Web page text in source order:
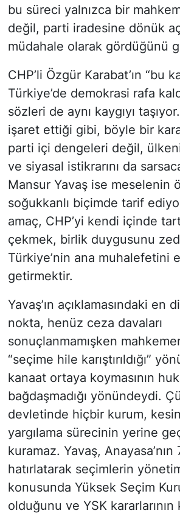
bu süreci yalnızca bir
değil, parti iradesine dönük
müdahale olarak gördüğünü
CHP’li Özgür Karabat’ın “bu
Türkiye’de demokrasi rafa
sözleri de aynı kaygıyı
işaret ettiği gibi, böyle bir
parti içi dengeleri değil,
ve siyasal istikrarını da
Mansur Yavaş ise meselenin
soğukkanlı biçimde tarif
amaç, CHP’yi kendi içinde
çekmek, birlik duygusunu
Türkiye’nin ana muhalefetini
getirmektir.
Yavaş’ın açıklamasındaki en
nokta, henüz ceza davaları
sonuçlanmamışken
“seçime hile karıştırıldığı”
kanaat ortaya koymasının
bağdaşmadığı yönündeydi.
devletinde hiçbir kurum,
yargılama sürecinin yerine
kuramaz. Yavaş,
hatırlatarak seçimlerin
konusunda Yüksek Seçim
olduğunu ve YSK kararlarının